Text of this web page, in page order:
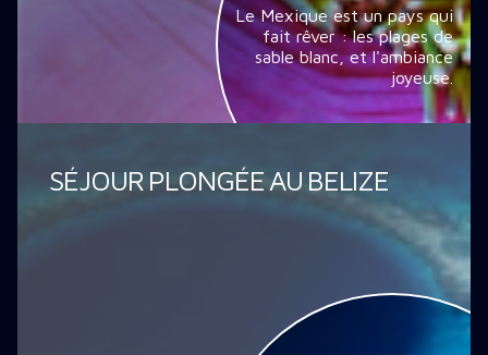
Le Mexique est un pays qui
fait rêver : les plages de
sable blanc, et l'ambiance
joyeuse.
SÉJOUR PLONGÉE AU BELIZE